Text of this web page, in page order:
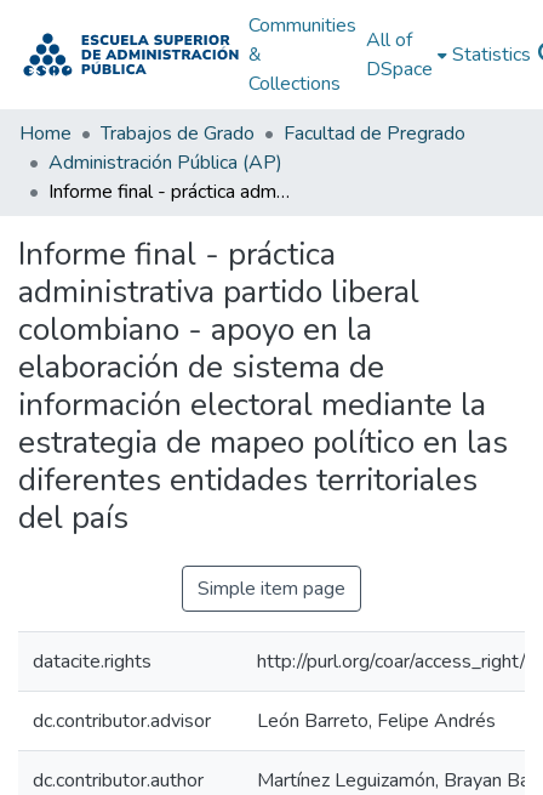
Communities
&
Collections
All of
DSpace
Statistics
Home Trabajos de Grado
Facultad de Pregrado
Administración Pública (AP)
Informe final - práctica administrativa partido liberal colombiano - apoyo en la elaboración de sistema de información electoral mediante la estrategia de mapeo político en las diferentes entidades territoriales del país
Informe final - práctica
administrativa partido liberal
colombiano - apoyo en la
elaboración de sistema de
información electoral mediante la
estrategia de mapeo político en las
diferentes entidades territoriales
del país
Simple item page
datacite.rights http://purl.org/coar/access_right/
dc.contributor.advisor León Barreto, Felipe Andrés
dc.contributor.author Martínez Leguizamón, Brayan